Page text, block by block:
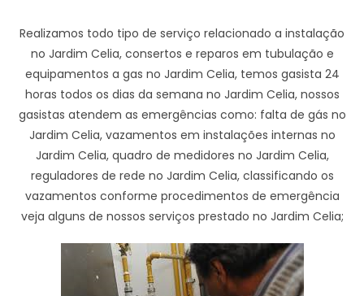
Realizamos todo tipo de serviço relacionado a instalação
no Jardim Celia, consertos e reparos em tubulação e
equipamentos a gas no Jardim Celia, temos gasista 24
horas todos os dias da semana no Jardim Celia, nossos
gasistas atendem as emergências como: falta de gás no
Jardim Celia, vazamentos em instalações internas no
Jardim Celia, quadro de medidores no Jardim Celia,
reguladores de rede no Jardim Celia, classificando os
vazamentos conforme procedimentos de emergência
veja alguns de nossos serviços prestado no Jardim Celia;